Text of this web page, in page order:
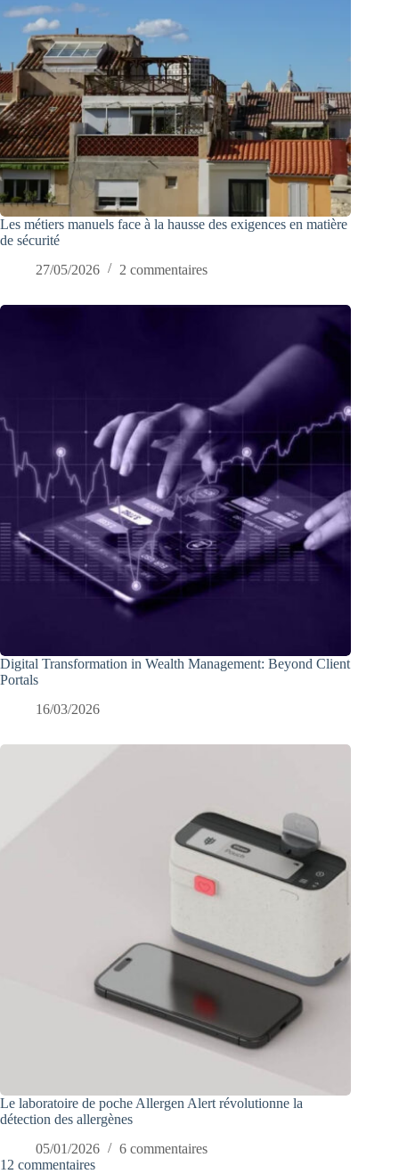
Les métiers manuels face à la hausse des exigences en matière
de sécurité
27/05/2026
2 commentaires
Digital Transformation in Wealth Management: Beyond Client
Portals
16/03/2026
Le laboratoire de poche Allergen Alert révolutionne la
détection des allergènes
05/01/2026
6 commentaires
12 commentaires